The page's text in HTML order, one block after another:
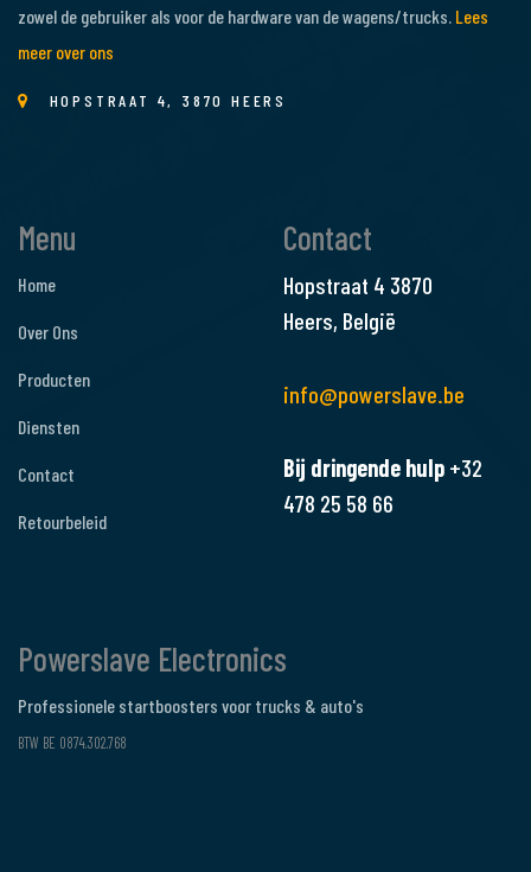
zowel de gebruiker als voor de hardware van de wagens/trucks. Lees
meer over ons
HOPSTRAAT 4, 3870 HEERS
Menu
Home
Over Ons
Producten
Diensten
Contact
Retourbeleid
Contact
Hopstraat 4 3870
Heers, België
info@powerslave.be
Bij dringende hulp +32
478 25 58 66
Powerslave Electronics
Professionele startboosters voor trucks & auto's
BTW BE 0874.302.768